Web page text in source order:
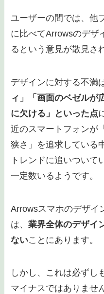
ユーザーの間では、他
に比べてArrowsのデザ
るという意見が散見さ
デザインに対する不満
ィ」「画面のベゼルが
に欠ける」といった点
近のスマートフォンが
狭さ」を追求している
トレンドに追いついて
一定数いるようです。
Arrowsスマホのデザイ
は、業界全体のデザイ
ないことにあります。
しかし、これは必ずし
マイナスではありませ